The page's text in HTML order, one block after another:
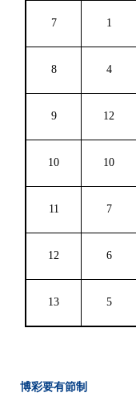
7 1
8 4
9 12
10 10
11 7
12 6
13 5
博彩要有節制